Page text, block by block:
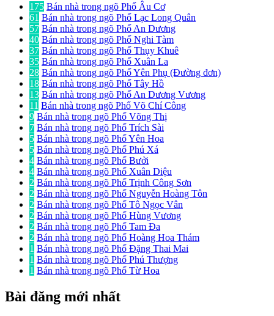
175 Bán nhà trong ngõ Phố Âu Cơ
61 Bán nhà trong ngõ Phố Lạc Long Quân
57 Bán nhà trong ngõ Phố An Dương
40 Bán nhà trong ngõ Phố Nghi Tàm
37 Bán nhà trong ngõ Phố Thụy Khuê
35 Bán nhà trong ngõ Phố Xuân La
28 Bán nhà trong ngõ Phố Yên Phụ (Đường đơn)
18 Bán nhà trong ngõ Phố Tây Hồ
13 Bán nhà trong ngõ Phố An Dương Vương
11 Bán nhà trong ngõ Phố Võ Chí Công
9 Bán nhà trong ngõ Phố Võng Thị
7 Bán nhà trong ngõ Phố Trích Sài
5 Bán nhà trong ngõ Phố Yên Hoa
5 Bán nhà trong ngõ Phố Phú Xá
4 Bán nhà trong ngõ Phố Bưởi
4 Bán nhà trong ngõ Phố Xuân Diệu
2 Bán nhà trong ngõ Phố Trịnh Công Sơn
2 Bán nhà trong ngõ Phố Nguyễn Hoàng Tôn
2 Bán nhà trong ngõ Phố Tô Ngọc Vân
2 Bán nhà trong ngõ Phố Hùng Vương
2 Bán nhà trong ngõ Phố Tam Đa
2 Bán nhà trong ngõ Phố Hoàng Hoa Thám
1 Bán nhà trong ngõ Phố Đặng Thai Mai
1 Bán nhà trong ngõ Phố Phú Thượng
1 Bán nhà trong ngõ Phố Từ Hoa
Bài đăng mới nhất